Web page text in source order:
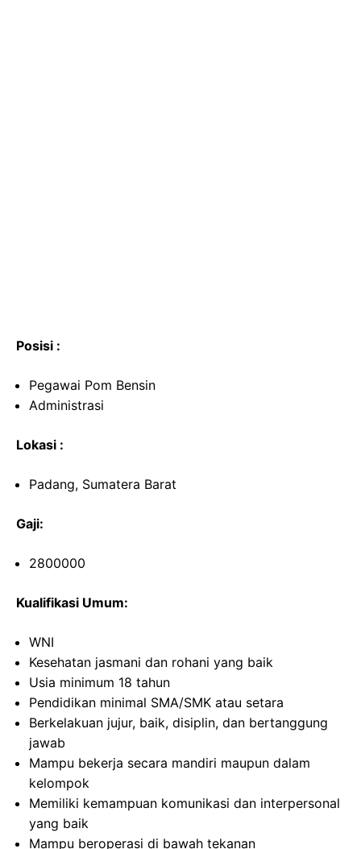
Posisi :
Pegawai Pom Bensin
Administrasi
Lokasi :
Padang, Sumatera Barat
Gaji:
2800000
Kualifikasi Umum:
WNI
Kesehatan jasmani dan rohani yang baik
Usia minimum 18 tahun
Pendidikan minimal SMA/SMK atau setara
Berkelakuan jujur, baik, disiplin, dan bertanggung
jawab
Mampu bekerja secara mandiri maupun dalam
kelompok
Memiliki kemampuan komunikasi dan interpersonal
yang baik
Mampu beroperasi di bawah tekanan